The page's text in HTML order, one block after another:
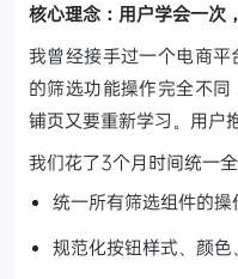
核心理念：用户学会一次
我曾经接手过一个电商
的筛选功能操作完全不
铺页又要重新学习。用户
我们花了3个月时间统一
统一所有筛选组件的操
规范化按钮样式、颜色